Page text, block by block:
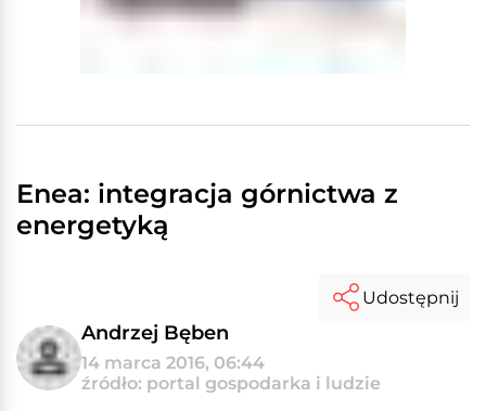
Enea: integracja górnictwa z
energetyką
Andrzej Bęben
14 marca 2016, 06:44
źródło: portal gospodarka i ludzie
Udostępnij